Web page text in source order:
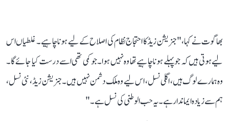
بھاگوت نے کہا، " جنریشن زیڈ کا احتجاج نظام کی اصلاح کے لیے ہونا چاہیے۔ غلطیاں اس
لیے ہوتی ہیں کہ جو پہلے ہونا چاہیے تھا وہ نہیں ہوا۔ جو کمی تھی اسے درست کیا جائے گا۔
وہ ہمارے لوگ ہیں، اگلی نسل، اس لیے وہ ملک دشمن نہیں ہیں۔ جنریشن زیڈ ، نئی نسل،
ہم سے زیادہ ایماندار ہے۔ یہ حب الوطنی کی نسل ہے۔"